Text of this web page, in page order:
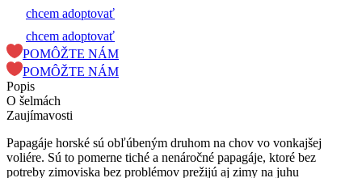
chcem adoptovať
chcem adoptovať
POMÔŽTE NÁM
POMÔŽTE NÁM
Popis
O šelmách
Zaujímavosti
Papagáje horské sú obľúbeným druhom na chov vo vonkajšej
voliére. Sú to pomerne tiché a nenáročné papagáje, ktoré bez
potreby zimoviska bez problémov prežijú aj zimy na juhu